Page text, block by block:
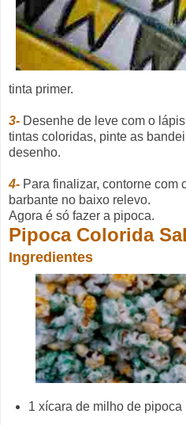
tinta primer.
3- Desenhe de leve com o
tintas coloridas, pinte as
desenho.
4- Para finalizar, contorne com
barbante no baixo relevo.
Agora é só fazer a pipoca.
Pipoca Colorida
Ingredientes
1 xícara de milho de pipoca